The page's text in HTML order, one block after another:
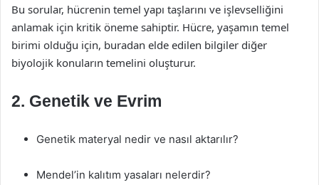
Bu sorular, hücrenin temel yapı taşlarını ve işlevselliğini
anlamak için kritik öneme sahiptir. Hücre, yaşamın temel
birimi olduğu için, buradan elde edilen bilgiler diğer
biyolojik konuların temelini oluşturur.
2. Genetik ve Evrim
Genetik materyal nedir ve nasıl aktarılır?
Mendel’in kalıtım yasaları nelerdir?